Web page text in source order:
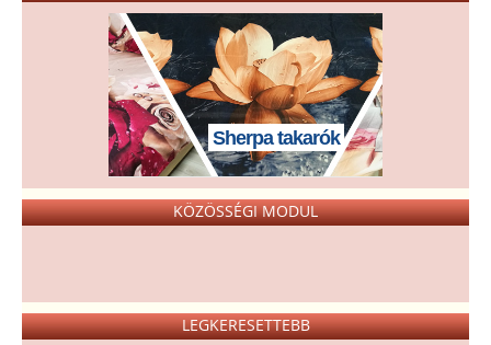
Sherpa takarók
KÖZÖSSÉGI MODUL
LEGKERESETTEBB